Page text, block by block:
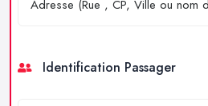
Identification Passager